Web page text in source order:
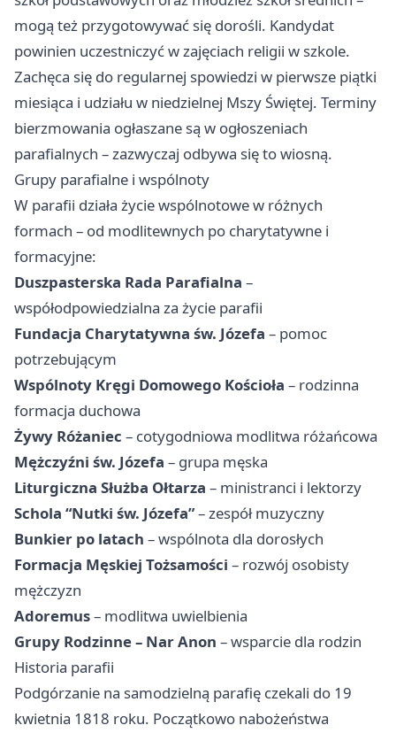
mogą też przygotowywać się dorośli. Kandydat
powinien uczestniczyć w zajęciach religii w szkole.
Zachęca się do regularnej spowiedzi w pierwsze piątki
miesiąca i udziału w niedzielnej Mszy Świętej. Terminy
bierzmowania ogłaszane są w ogłoszeniach
parafialnych – zazwyczaj odbywa się to wiosną.
Grupy parafialne i wspólnoty
W parafii działa życie wspólnotowe w różnych
formach – od modlitewnych po charytatywne i
formacyjne:
Duszpasterska Rada Parafialna –
współodpowiedzialna za życie parafii
Fundacja Charytatywna św. Józefa – pomoc
potrzebującym
Wspólnoty Kręgi Domowego Kościoła – rodzinna
formacja duchowa
Żywy Różaniec – cotygodniowa modlitwa różańcowa
Mężczyźni św. Józefa – grupa męska
Liturgiczna Służba Ołtarza – ministranci i lektorzy
Schola “Nutki św. Józefa”– zespół muzyczny
Bunkier po latach – wspólnota dla dorosłych
Formacja Męskiej Tożsamości – rozwój osobisty
mężczyzn
Adoremus– modlitwa uwielbienia
Grupy Rodzinne – Nar Anon – wsparcie dla rodzin
Historia parafii
Podgórzanie na samodzielną parafię czekali do 19
kwietnia 1818 roku. Początkowo nabożeństwa